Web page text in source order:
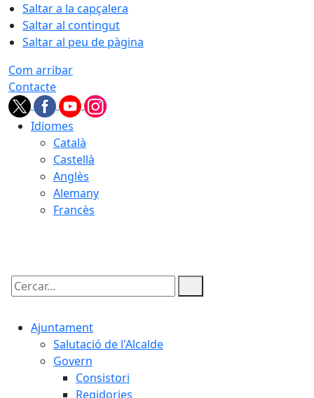
Saltar a la capçalera
Saltar al contingut
Saltar al peu de pàgina
Com arribar
Contacte
Idiomes
Català
Castellà
Anglès
Alemany
Francès
Cercar:
Ajuntament
Salutació de l'Alcalde
Govern
Consistori
Regidories